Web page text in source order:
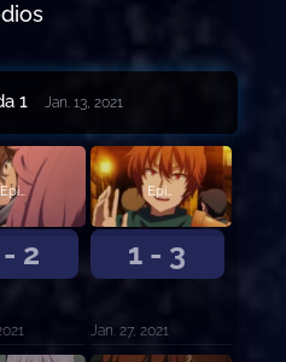
1 Jan. 13, 2021
2
Episodio 2
1 - 3
Episodio 3
Jan. 27, 2021